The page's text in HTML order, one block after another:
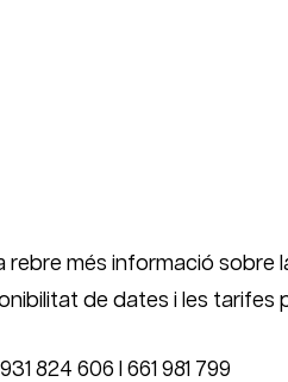
rebre més informació sobre
de dates i les tarifes
824 606 I 661 981 799